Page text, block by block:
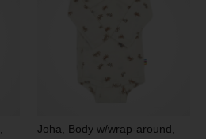
Joha, Body w/wrap-around,